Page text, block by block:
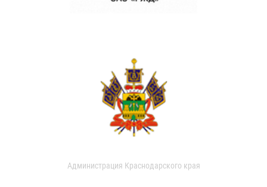
Администрация Краснодарского края